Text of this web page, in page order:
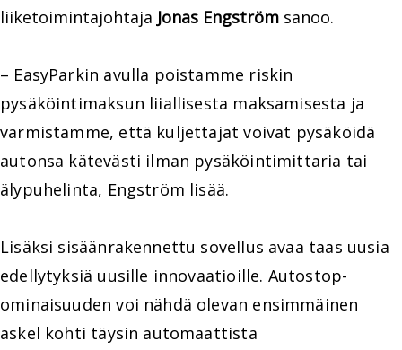
liiketoimintajohtaja Jonas Engström sanoo.
– EasyParkin avulla poistamme riskin
pysäköintimaksun liiallisesta maksamisesta ja
varmistamme, että kuljettajat voivat pysäköidä
autonsa kätevästi ilman pysäköintimittaria tai
älypuhelinta, Engström lisää.
Lisäksi sisäänrakennettu sovellus avaa taas uusia
edellytyksiä uusille innovaatioille. Autostop-
ominaisuuden voi nähdä olevan ensimmäinen
askel kohti täysin automaattista